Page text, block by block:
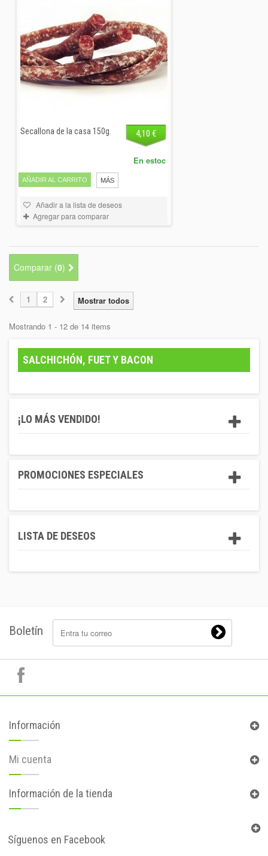
Secallona de la casa 150g. 4,10 €
AÑADIR AL CARRITO MÁS
En estoc
Añadir a la lista de deseos
Agregar para comparar
Comparar (0)
Mostrar todos
1 2
Mostrando 1 - 12 de 14 items
SALCHICHÓN, FUET Y BACON
¡LO MÁS VENDIDO!
PROMOCIONES ESPECIALES
LISTA DE DESEOS
Boletín
Información
Mi cuenta
Información de la tienda
Síguenos en Facebook